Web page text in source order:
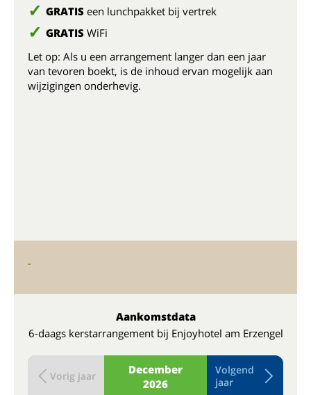
GRATIS een lunchpakket bij vertrek
GRATIS WiFi
Let op: Als u een arrangement langer dan een jaar
van tevoren boekt, is de inhoud ervan mogelijk aan
wijzigingen onderhevig.
-
Aankomstdata
6-daags kerstarrangement bij Enjoyhotel am Erzengel
December
2026
Vorig jaar
Volgend
jaar